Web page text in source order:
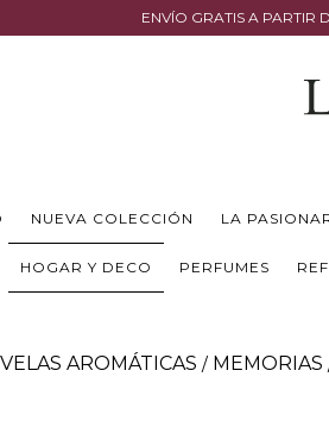
ENVÍO GRATIS A PARTIR
NUEVA COLECCIÓN LA
HOGAR Y DECO PERFUMES
VELAS AROMÁTICAS / MEMORIAS